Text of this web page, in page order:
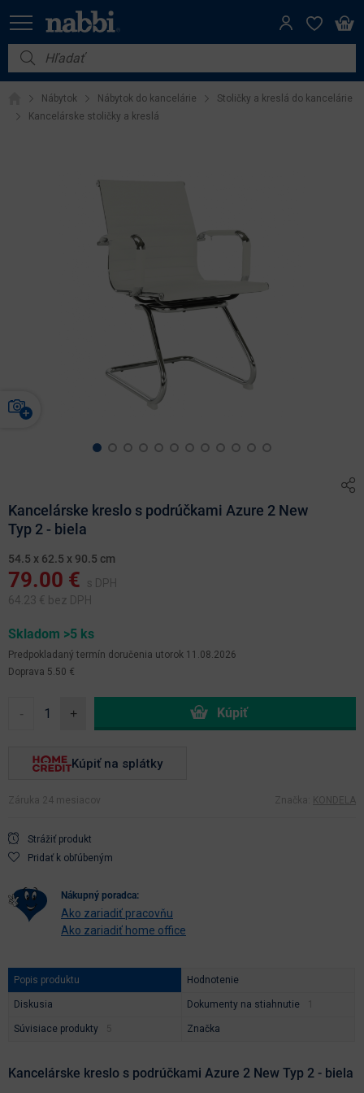
Nábytok
Vybavenie do domácnosti
Nábytok Nábytok do kancelárie
Stoličky a kreslá do kancelárie
Kancelárske stoličky a kreslá
Kancelárske kreslo s podrúčkami Azure 2 New
Typ 2 - biela
54.5 x 62.5 x 90.5 cm
79.00 €
s DPH
64.23 € bez DPH
Skladom >5 ks
Predpokladaný termín doručenia utorok 11.08.2026
Doprava 5.50 €
- +
Kúpiť na splátky
Záruka 24 mesiacov Značka: KONDELA
Strážiť produkt
Pridať k obľúbeným
nákupný poradca:
Ako zariadiť pracovňu
Ako zariadiť home office
Popis produktu Hodnotenie
Diskusia Dokumenty na stiahnutie
Súvisiace produkty Značka
Kancelárske kreslo s podrúčkami Azure 2 New Typ 2 - biela